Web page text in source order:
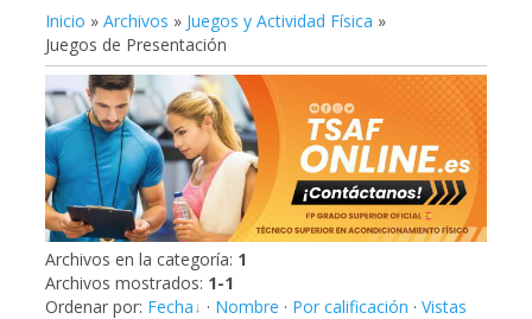
Inicio » Archivos » Juegos y Actividad Física »
Juegos de Presentación
Archivos en la categoría: 1
Archivos mostrados: 1-1
Ordenar por: Fecha · Nombre · Por calificación · Vistas